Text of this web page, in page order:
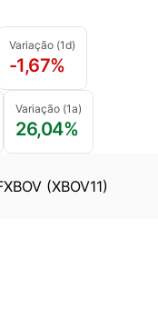
Variação (1d)
-1,67%
Variação (1a)
26,04%
(XBOV11)